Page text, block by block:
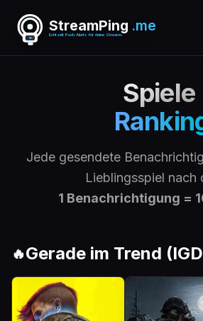
StreamPing .me
Echtzeit Push Alerts für deine Streams
Spiele
Jede gesendete
Lieblingsspiel nach
1 Benachrichtigung =
🔥Gerade im Trend